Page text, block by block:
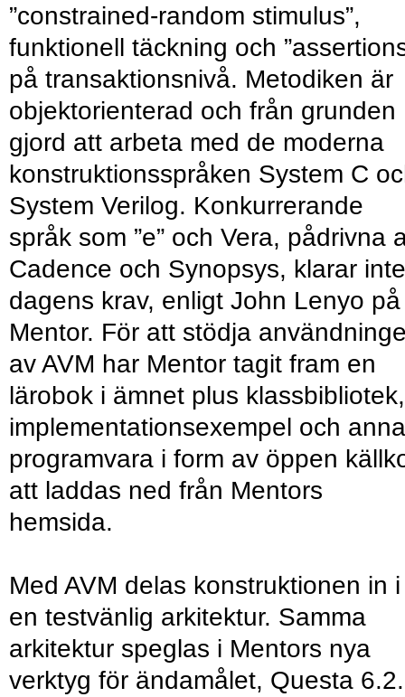
”constrained-random stimulus”,
funktionell täckning och
på transaktionsnivå. Metodiken är
objektorienterad och från grunden
gjord att arbeta med de moderna
konstruktionsspråken System C
System Verilog. Konkurrerande
språk som ”e” och Vera, pådrivna
Cadence och Synopsys, klarar inte
dagens krav, enligt John Lenyo på
Mentor. För att stödja
av AVM har Mentor tagit fram en
lärobok i ämnet plus klassbibliotek,
implementationsexempel och
programvara i form av öppen
att laddas ned från Mentors
hemsida.
Med AVM delas konstruktionen in i
en testvänlig arkitektur. Samma
arkitektur speglas i Mentors nya
verktyg för ändamålet, Questa 6.2.